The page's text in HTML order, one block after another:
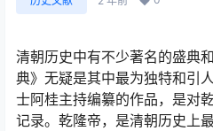
清朝历史中有不少著名的盛典
典》无疑是其中最为独特和引
士阿桂主持编纂的作品，是对
记录。乾隆帝，是清朝历史上